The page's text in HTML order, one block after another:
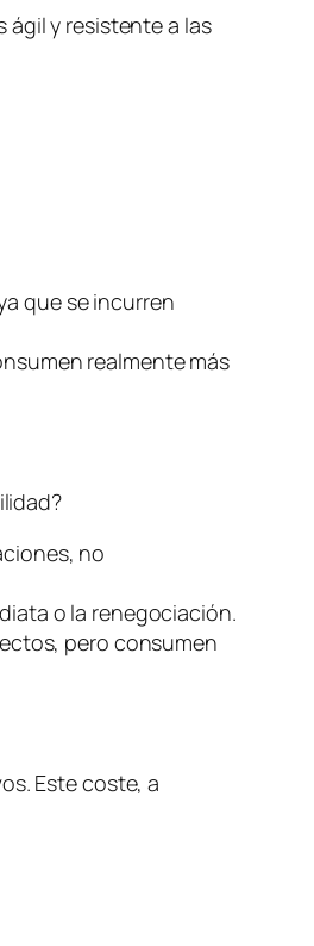
ágil y resistente a las
que se incurren
realmente más
no
o la renegociación.
pero consumen
Este coste, a